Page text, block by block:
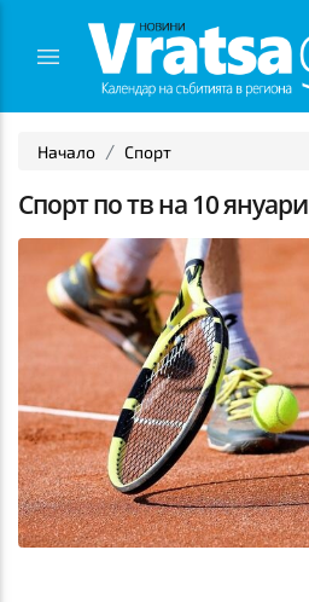
Начало Спорт
Спорт по тв на 10 януари